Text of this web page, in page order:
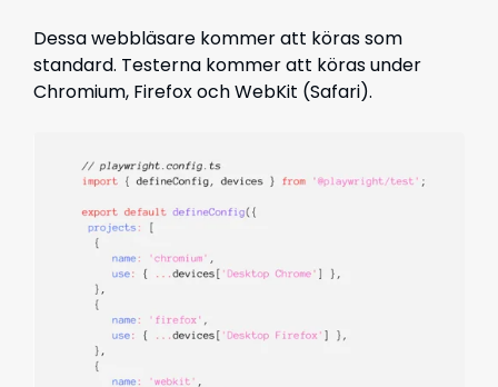
Dessa webbläsare kommer att köras som
standard. Testerna kommer att köras under
Chromium, Firefox och WebKit (Safari).